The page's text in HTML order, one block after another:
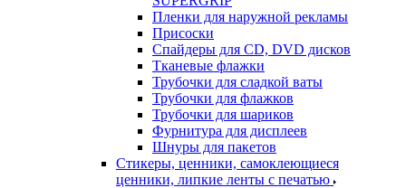
Пленки для наружной рекламы
Присоски
Спайдеры для CD, DVD дисков
Тканевые флажки
Трубочки для сладкой ваты
Трубочки для флажков
Трубочки для шариков
Фурнитура для дисплеев
Шнуры для пакетов
Стикеры, ценники, самоклеющиеся
ценники, липкие ленты с печатью